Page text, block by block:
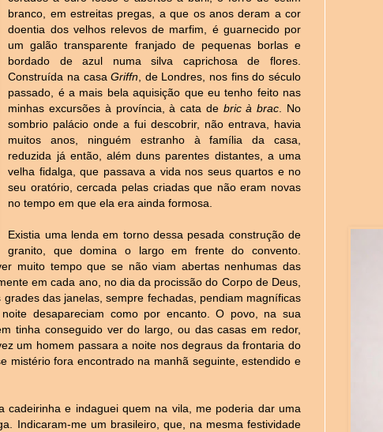
branco, em estreitas pregas, a que os anos deram a cor
doentia dos velhos relevos de marfim, é guarnecido por
um galão transparente franjado de pequenas borlas e
bordado de azul numa silva caprichosa de flores.
Construída na casaGriffn , de Londres, nos fins do século
passado, é a mais bela aquisição que eu tenho feito nas
minhas excursões à província, à cata de bric à brac . No
sombrio palácio onde a fui descobrir, não entrava, havia
muitos anos, ninguém estranho à família da casa,
reduzida já então, além duns parentes distantes, a uma
velha fidalga, que passava a vida nos seus quartos e no
seu oratório, cercada pelas criadas que não eram novas
no tempo em que ela era ainda formosa.
Existia uma lenda em torno dessa pesada construção de
granito, que domina o largo em frente do convento.
muito tempo que se não viam abertas nenhumas das
em cada ano, no dia da procissão do Corpo de Deus,
das janelas, sempre fechadas, pendiam magníficas
desapareciam como por encanto. O povo, na sua
tinha conseguido ver do largo, ou das casas em redor,
um homem passara a noite nos degraus da frontaria do
mistério fora encontrado na manhã seguinte, estendido e
cadeirinha e indaguei quem na vila, me poderia dar uma
Indicaram-me um brasileiro, que, na mesma festividade